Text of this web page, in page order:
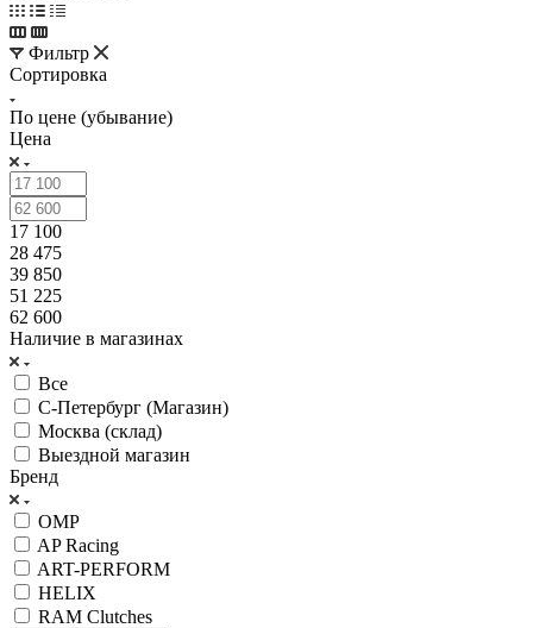
Фильтр
Сортировка
По цене (убывание)
Цена
17 100
28 475
39 850
51 225
62 600
Наличие в магазинах
Все
С-Петербург (Магазин)
Москва (склад)
Выездной магазин
Бренд
OMP
AP Racing
ART-PERFORM
HELIX
RAM Clutches